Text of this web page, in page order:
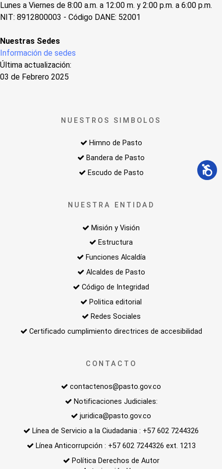
Lunes a Viernes de 8:00 a.m. a 12:00 m. y 2:00 p.m. a 6:00 p.m.
NIT: 8912800003 - Código DANE: 52001
Nuestras Sedes
Información de sedes
Última actualización:
03 de Febrero 2025
NUESTROS SIMBOLOS
Himno de Pasto
Bandera de Pasto
Escudo de Pasto
NUESTRA ENTIDAD
Misión y Visión
Estructura
Funciones Alcaldía
Alcaldes de Pasto
Código de Integridad
Politica editorial
Redes Sociales
Certificado cumplimiento directrices de accesibilidad
CONTACTO
contactenos@pasto.gov.co
Notificaciones Judiciales:
juridica@pasto.gov.co
Línea de Servicio a la Ciudadania : +57 602 7244326
Línea Anticorrupción : +57 602 7244326 ext. 1213
Política Derechos de Autor